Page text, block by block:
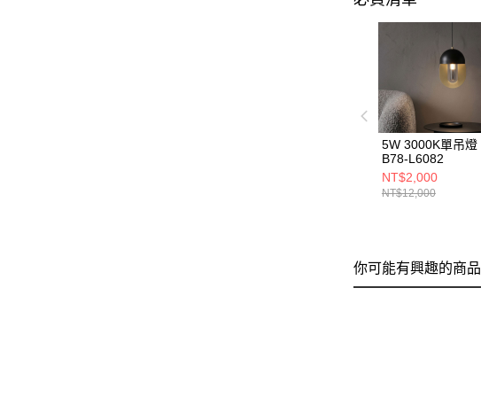
5W 3000K單吊燈
B78-L6082
NT$2,000
NT$12,000
你可能有興趣的商品